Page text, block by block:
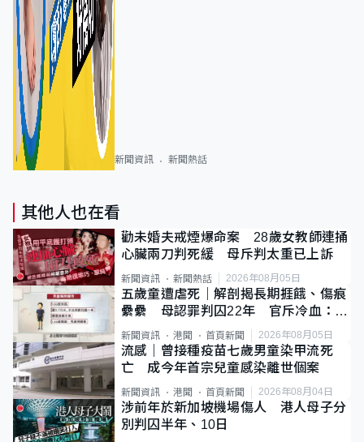
新聞資訊 新聞熱話
其他人也在看
勸未婚夫戒煙爆命案 28歲女教師連捅
心臟兩刀判死緩 母斥判太重已上訴
新聞資訊 新聞熱話 2026年08月05日
五歲童遭虐死｜解剖揭長期捱餓、傷痕
纍纍 母認罪判囚22年 官斥冷血：同
類案最惡劣
新聞資訊 港聞 首頁新聞 2026年08月05日
流感｜曾接種疫苗七歲男童染甲流死
亡 成今年首宗兒童感染離世個案
新聞資訊 港聞 首頁新聞 2026年08月04日
涉前年於新加坡機場傷人 港人母子分
別判囚半年、10日